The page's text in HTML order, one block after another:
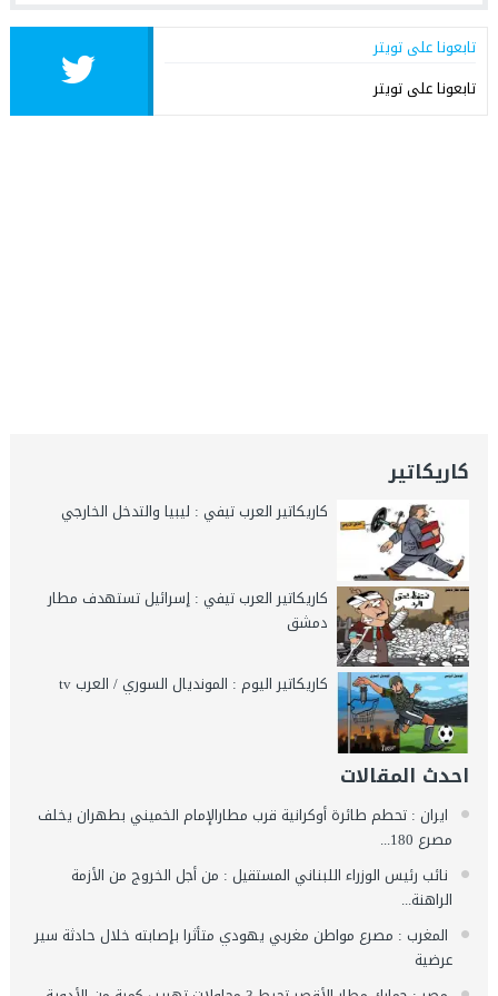
تابعونا على تويتر
تابعونا على تويتر
كاريكاتير
كاريكاتير العرب تيفي : ليبيا والتدخل الخارجي
كاريكاتير العرب تيفي : إسرائيل تستهدف مطار
دمشق
كاريكاتير اليوم : المونديال السوري / العرب tv
احدث المقالات
ايران : تحطم طائرة أوكرانية قرب مطارالإمام الخميني بطهران يخلف
مصرع 180...
نائب رئيس الوزراء اللبناني المستقيل : من أجل الخروج من الأزمة
الراهنة...
المغرب : مصرع مواطن مغربي يهودي متأثرا بإصابته خلال حادثة سير
عرضية